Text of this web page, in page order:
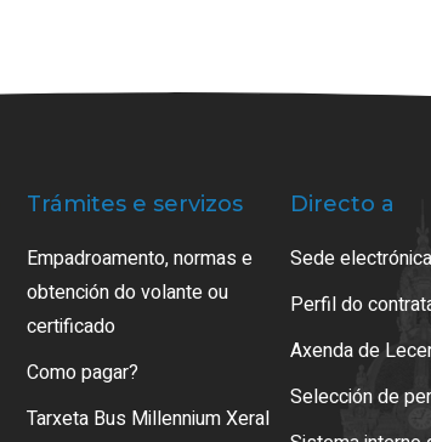
Trámites e servizos
Empadroamento, normas e
obtención do volante ou
certificado
Como pagar?
Tarxeta Bus Millennium Xeral
Directo a
Sede
Perfil do
Axenda de
Selección de